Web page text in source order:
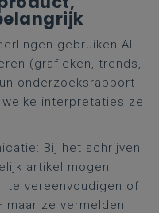
gebruiken AI
(grafieken, trends,
onderzoeksrapport
interpretaties ze
Bij het schrijven
artikel mogen
te vereenvoudigen of
ze vermelden